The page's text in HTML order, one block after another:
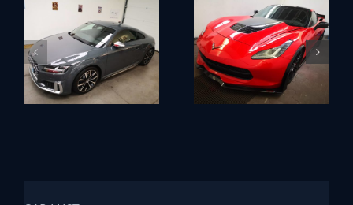
Corvette Hennessey Boxster 981 blanc